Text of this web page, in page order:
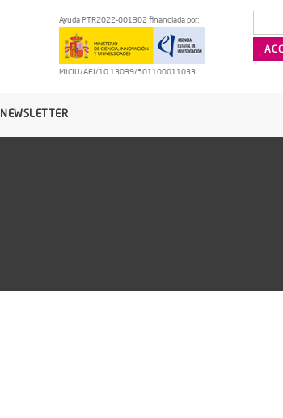
Ayuda PTR2022-001302 financiada por:
MICIU/AEI/10.13039/501100011033
NEWSLETTER